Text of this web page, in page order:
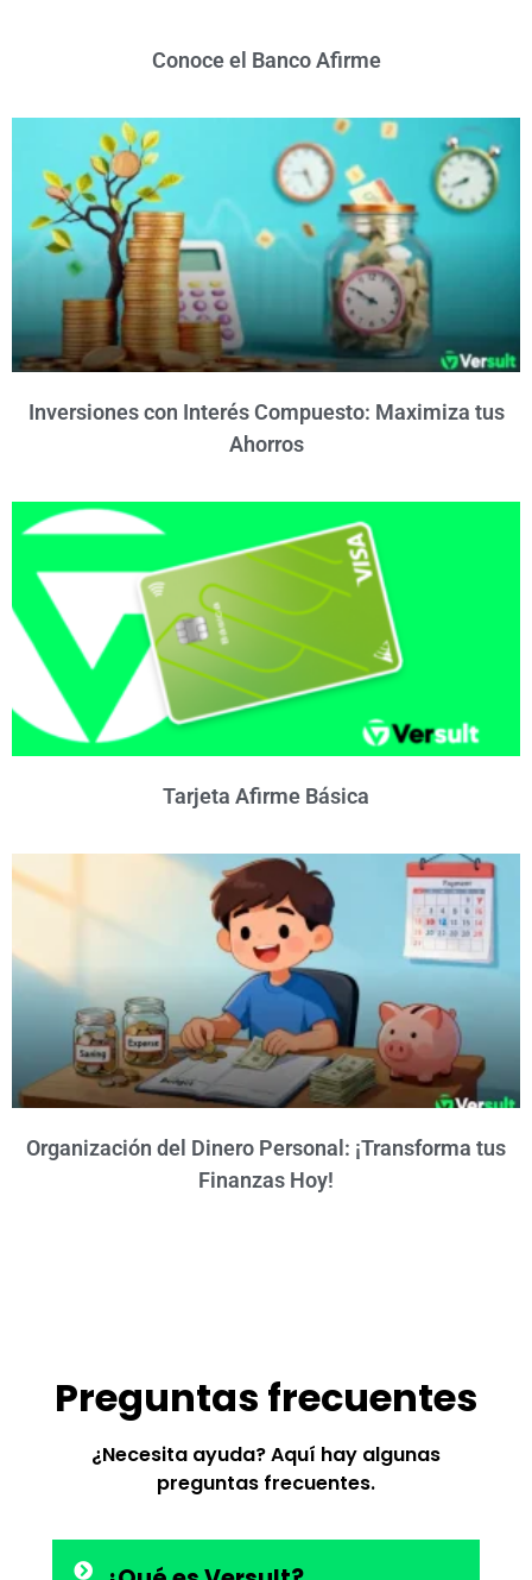
Conoce el Banco Afirme
Inversiones con Interés Compuesto: Maximiza tus
Ahorros
Tarjeta Afirme Básica
Organización del Dinero Personal: ¡Transforma tus
Finanzas Hoy!
Preguntas frecuentes
¿Necesita ayuda? Aquí hay algunas
preguntas frecuentes.